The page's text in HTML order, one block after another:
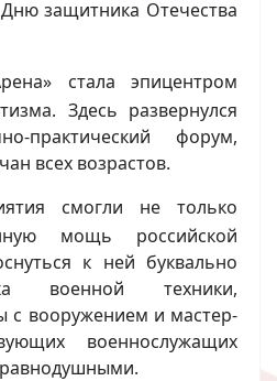
защитника Отечества
стала эпицентром
Здесь развернулся
практический форум,
всех возрастов.
смогли не только
мощь российской
к ней буквально
военной техники,
с вооружением и мастер-
военнослужащих
равнодушными.